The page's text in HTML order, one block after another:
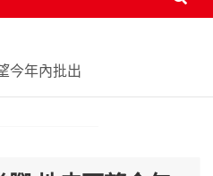
今年內批出